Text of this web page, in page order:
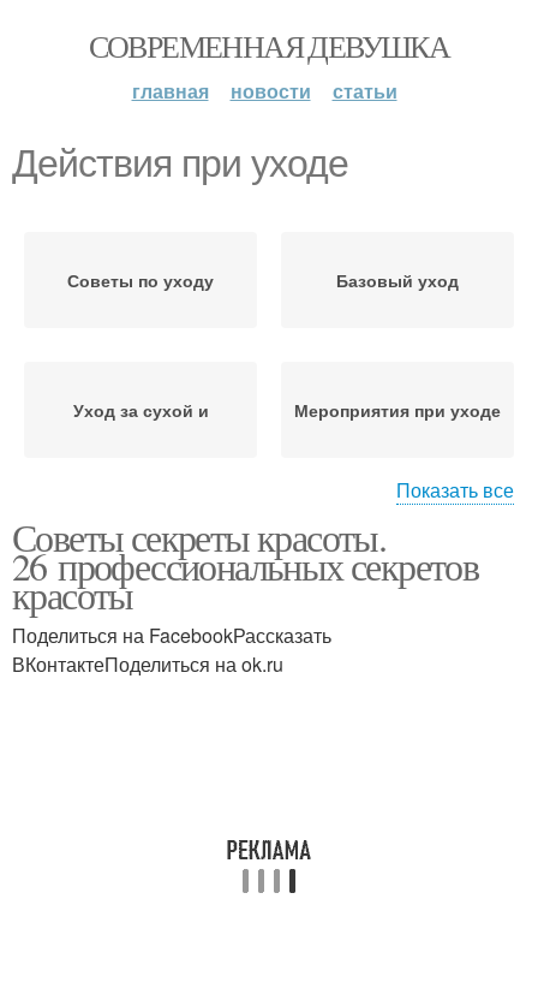
СОВРЕМЕННАЯ ДЕВУШКА
главная новости статьи
Действия при уходе
Советы по уходу Базовый уход
Уход за сухой и Мероприятия при уходе
Бьюти-советы по уходу
Показать все
Советы секреты красоты.
26 профессиональных секретов
красоты
Поделиться на FacebookРассказать
ВКонтактеПоделиться на ok.ru